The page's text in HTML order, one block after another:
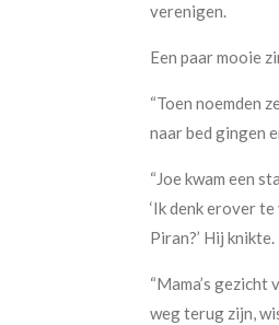
verenigen.
Een paar mooie
“Toen noemden
naar bed gingen
“Joe kwam een
‘Ik denk erover
Piran?’ Hij
“Mama’s
weg terug zijn,